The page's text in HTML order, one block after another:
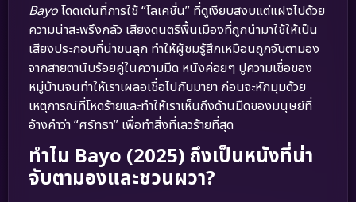
Bayoโดดเด่นที่การใช้ “โลเคชั่น” ที่ดูเงียบสงบแต่แฝงไปด้วย
ความน่าสะพรึงกลัว เสียงดนตรีพื้นเมืองที่ถูกนำมาใช้ให้เป็น
เสียงประกอบที่น่าขนลุก ทำให้ผู้ชมรู้สึกเหมือนถูกจับตามอง
จากสายตานับร้อยคู่ในความมืด หนังค่อยๆ ปูความเชื่อของ
หมู่บ้านจนทำให้เราเผลอเชื่อไปกับมายา ก่อนจะหักมุมด้วย
เหตุการณ์ที่โหดร้ายและทำให้เราเห็นถึงด้านมืดของมนุษย์ที่
อ้างคำว่า “ศรัทธา” เพื่อทำสิ่งที่เลวร้ายที่สุด
ทำไม Bayo (2025) ถึงเป็นหนังที่น่า
จับตามองและชวนผวา?